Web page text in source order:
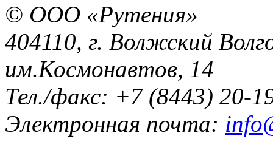
© ООО «Рутения»
404110, г. Волжский
им.Космонавтов, 14
Тел./факс: +7 (8443) 20-
Электронная почта: